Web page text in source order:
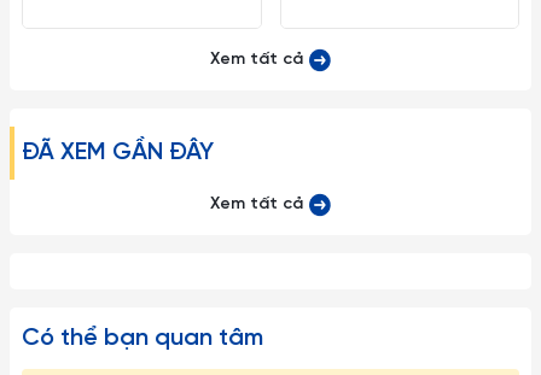
Xem tất cả
ĐÃ XEM GẦN ĐÂY
Xem tất cả
Có thể bạn quan tâm